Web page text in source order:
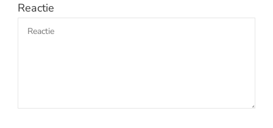
Reactie